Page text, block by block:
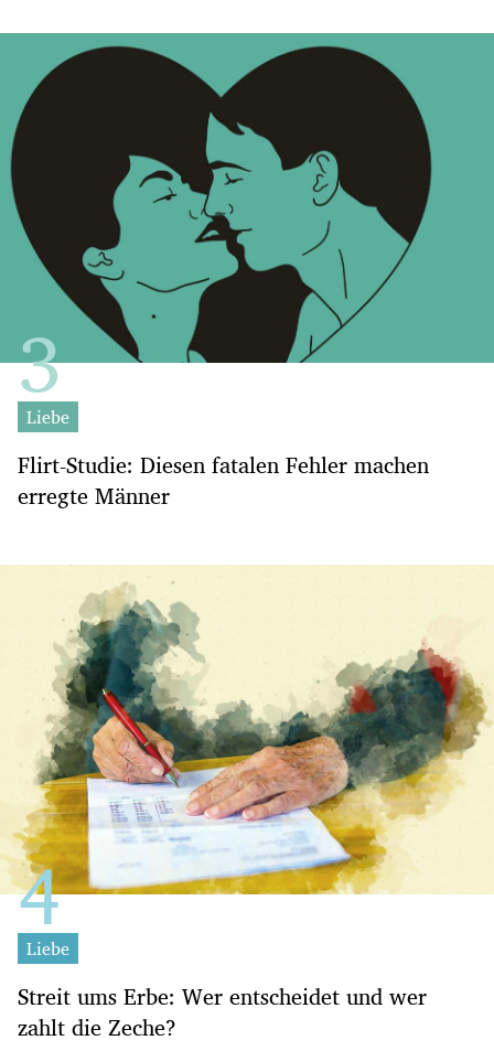
Liebe
Flirt-Studie: Diesen fatalen Fehler machen
erregte Männer
Liebe
Streit ums Erbe: Wer entscheidet und wer
zahlt die Zeche?